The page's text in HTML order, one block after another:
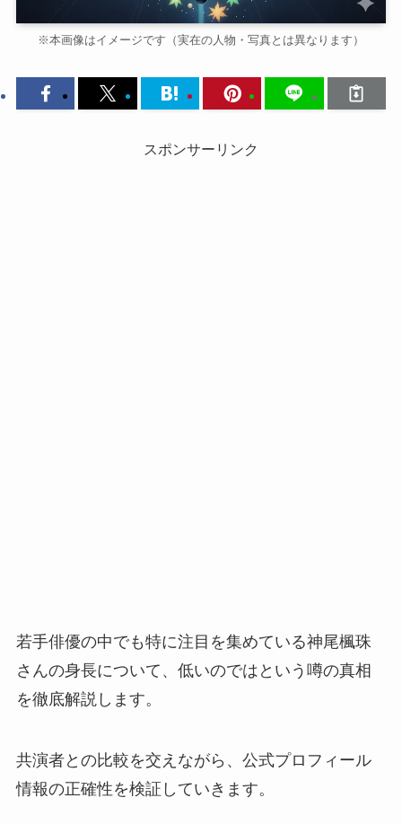
※本画像はイメージです（実在の人物・写真とは異なります）
スポンサーリンク
若手俳優の中でも特に注目を集めている神尾楓珠
さんの身長について、低いのではという噂の真相
を徹底解説します。
共演者との比較を交えながら、公式プロフィール
情報の正確性を検証していきます。